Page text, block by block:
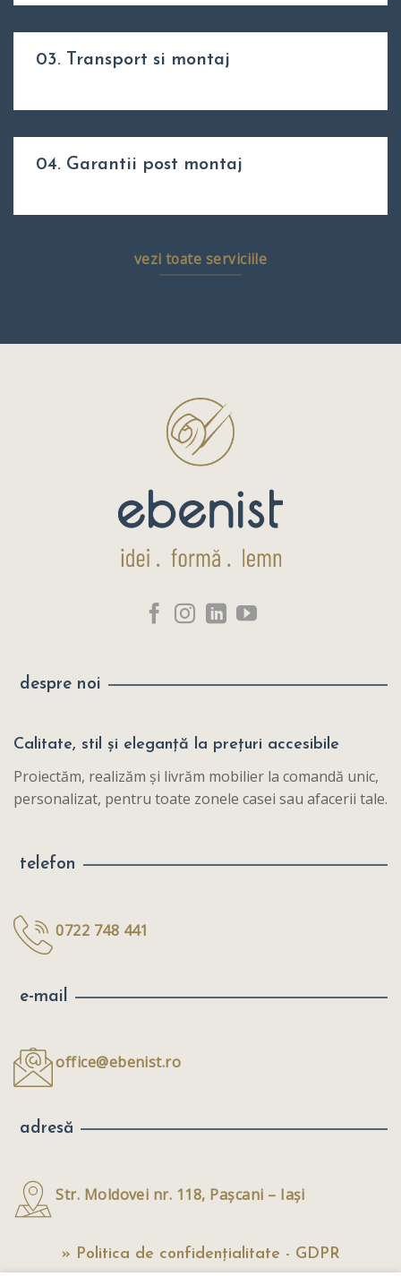
03. Transport si montaj
04. Garantii post montaj
vezi toate serviciile
despre noi
Calitate, stil și eleganță la prețuri accesibile
Proiectăm, realizăm și livrăm mobilier la comandă unic,
personalizat, pentru toate zonele casei sau afacerii tale.
telefon
0722 748 441
e-mail
office@ebenist.ro
adresă
Str. Moldovei nr. 118, Pașcani – Iași
» Politica de confidențialitate - GDPR